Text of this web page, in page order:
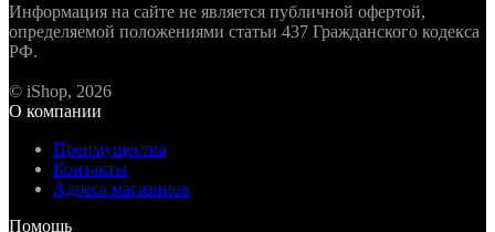
Информация на сайте не является публичной офертой,
определяемой положениями статьи 437 Гражданского кодекса
РФ.
© iShop, 2026
О компании
Преимущества
Контакты
Адреса магазинов
Помощь